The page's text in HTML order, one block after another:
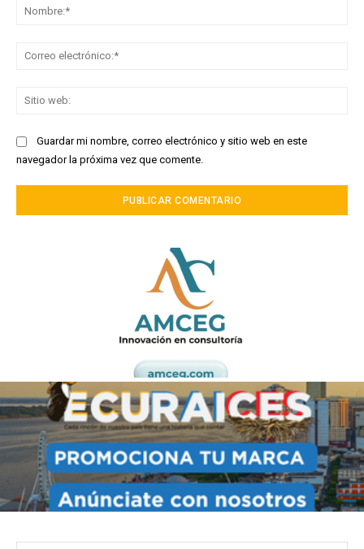
Guardar mi nombre, correo electrónico y sitio web en este
navegador la próxima vez que comente.